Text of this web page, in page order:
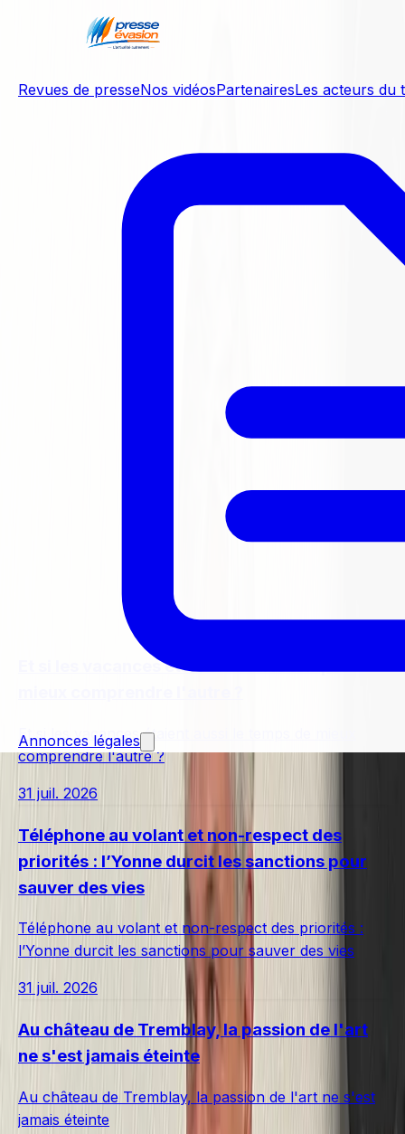
Revues de presseNos vidéosPartenairesLes acteurs du
Annonces légales
Disparition : Jean‑Michel RIGAULT, ancien maire de
Dernières actualités
Et si les vacances étaient aussi le temps de
Et si les vacances étaient aussi le temps de mieux
comprendre l'autre ?
31 juil. 2026
Téléphone au volant et non-respect des
priorités : l’Yonne durcit les sanctions pour
sauver des vies
Téléphone au volant et non-respect des priorités :
l’Yonne durcit les sanctions pour sauver des vies
31 juil. 2026
Au château de Tremblay, la passion de l'art
ne s'est jamais éteinte
Au château de Tremblay, la passion de l'art ne s'est
jamais éteinte